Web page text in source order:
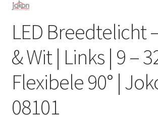
LED Breedtelicht
& Wit | Links | 9 –
Flexibele 90° |
08101